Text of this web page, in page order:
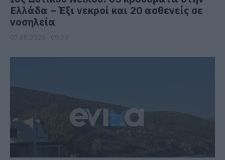
Ελλάδα – Έξι νεκροί και 20 ασθενείς σε
νοσηλεία